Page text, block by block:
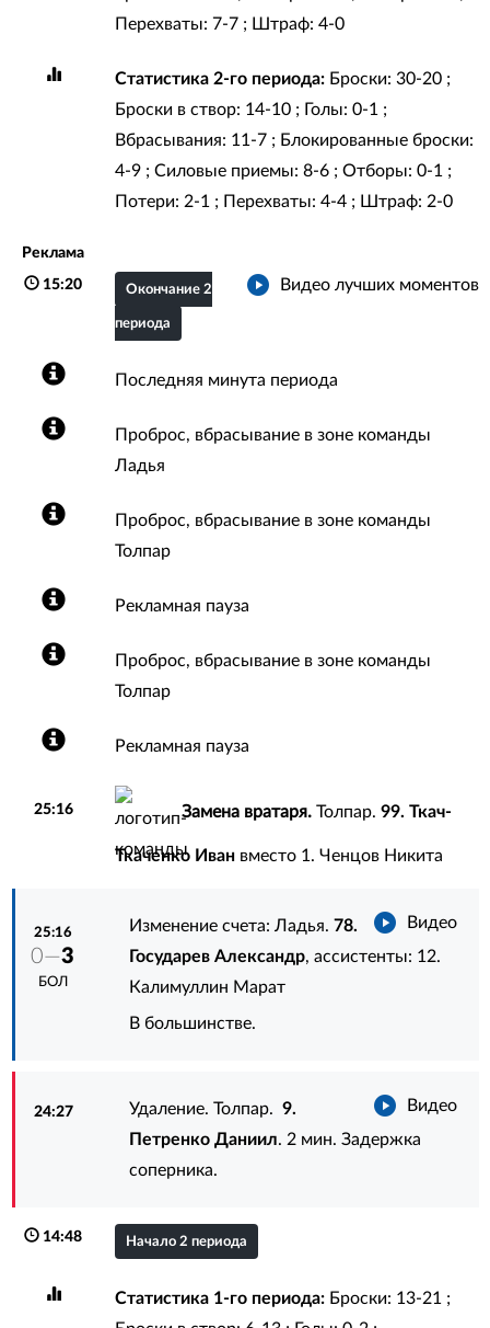
Перехваты: 7-7 ; Штраф: 4-0
Статистика 2-го периода:Броски: 30-20 ;
Броски в створ: 14-10 ; Голы: 0-1 ;
Вбрасывания: 11-7 ; Блокированные броски:
4-9 ; Силовые приемы: 8-6 ; Отборы: 0-1 ;
Потери: 2-1 ; Перехваты: 4-4 ; Штраф: 2-0
Реклама
15:20 Видео лучших моментов
Окончание 2
периода
Последняя минута периода
Проброс, вбрасывание в зоне команды
Ладья
Проброс, вбрасывание в зоне команды
Толпар
Рекламная пауза
Проброс, вбрасывание в зоне команды
Толпар
Рекламная пауза
25:16 Замена вратаря.Толпар. 99. Ткач-
Ткаченко Иванвместо 1. Ченцов Никита
25:16
0—3
БОЛ
Видео
Изменение счета: Ладья.78.
Государев Александр, ассистенты: 12.
Калимуллин Марат
В большинстве.
24:27 Видео
Удаление. Толпар.9.
Петренко Даниил. 2 мин. Задержка
соперника.
14:48 Начало 2 периода
Статистика 1-го периода:Броски: 13-21 ;